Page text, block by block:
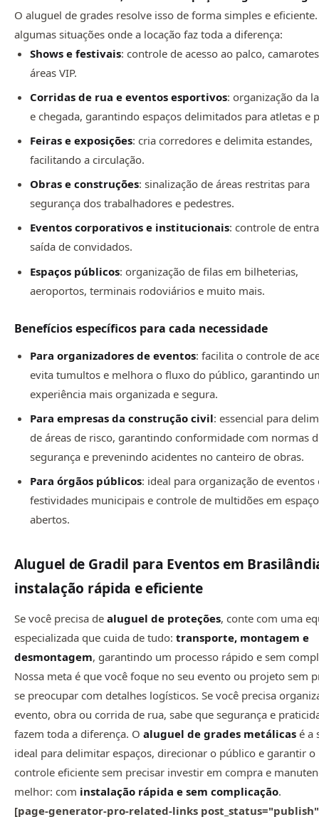
O aluguel de grades resolve isso de forma simples e eficiente.
algumas situações onde a locação faz toda a diferença:
Shows e festivais: controle de acesso ao palco,
áreas VIP.
Corridas de rua e eventos esportivos: organização da
e chegada, garantindo espaços delimitados para atletas e
Feiras e exposições: cria corredores e delimita estandes,
facilitando a circulação.
Obras e construções: sinalização de áreas restritas para
segurança dos trabalhadores e pedestres.
Eventos corporativos e institucionais: controle de
saída de convidados.
Espaços públicos: organização de filas em bilheterias,
aeroportos, terminais rodoviários e muito mais.
Benefícios específicos para cada necessidade
Para organizadores de eventos: facilita o controle de
evita tumultos e melhora o fluxo do público, garantindo
experiência mais organizada e segura.
Para empresas da construção civil: essencial para
de áreas de risco, garantindo conformidade com normas
segurança e prevenindo acidentes no canteiro de obras.
Para órgãos públicos: ideal para organização de eventos
festividades municipais e controle de multidões em
abertos.
Aluguel de Gradil para Eventos em
instalação rápida e eficiente
Se você precisa de aluguel de proteções, conte com uma
especializada que cuida de tudo: transporte, montagem e
desmontagem, garantindo um processo rápido e sem
Nossa meta é que você foque no seu evento ou projeto sem
se preocupar com detalhes logísticos. Se você precisa
evento, obra ou corrida de rua, sabe que segurança e
fazem toda a diferença. O aluguel de grades metálicas é a
ideal para delimitar espaços, direcionar o público e garantir o
controle eficiente sem precisar investir em compra e
melhor: com instalação rápida e sem complicação.
[page-generator-pro-related-links post_status="publish"